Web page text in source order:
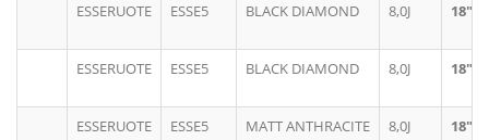
ESSERUOTE ESSE5 BLACK DIAMOND 8,0J 18"
ESSERUOTE ESSE5 BLACK DIAMOND 8,0J 18"
ESSERUOTE ESSE5 MATT ANTHRACITE 8,0J 18"